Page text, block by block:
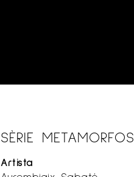
SÈRIE
Artista